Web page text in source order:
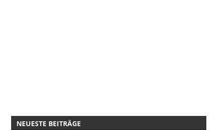
NEUESTE BEITRÄGE